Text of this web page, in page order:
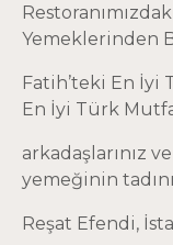
Yemeklerinden
Fatih’teki En İyi
En İyi Türk
arkadaşlarınız
yemeğinin
Reşat Efendi,